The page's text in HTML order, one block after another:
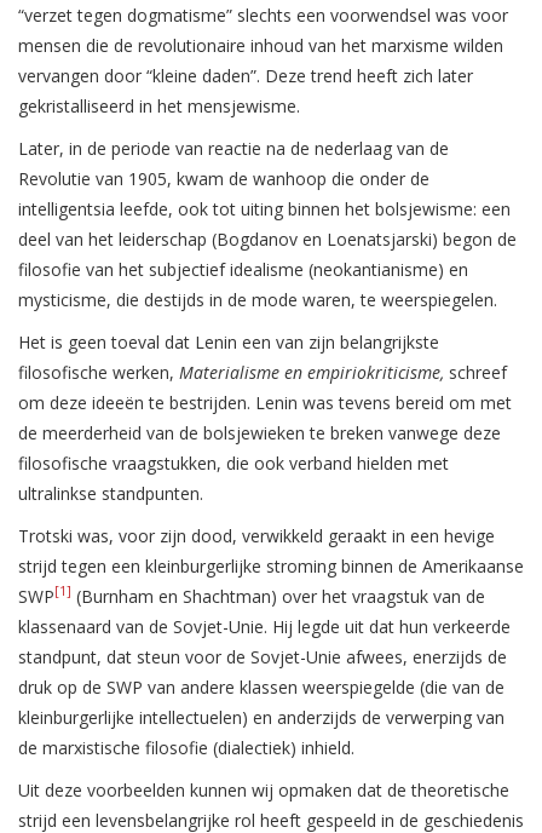
“verzet tegen dogmatisme” slechts een voorwendsel was voor
mensen die de revolutionaire inhoud van het marxisme wilden
vervangen door “kleine daden”. Deze trend heeft zich later
gekristalliseerd in het mensjewisme.
Later, in de periode van reactie na de nederlaag van de
Revolutie van 1905, kwam de wanhoop die onder de
intelligentsia leefde, ook tot uiting binnen het bolsjewisme: een
deel van het leiderschap (Bogdanov en Loenatsjarski) begon de
filosofie van het subjectief idealisme (neokantianisme) en
mysticisme, die destijds in de mode waren, te weerspiegelen.
Het is geen toeval dat Lenin een van zijn belangrijkste
filosofische werken, Materialisme en empiriokriticisme, schreef
om deze ideeën te bestrijden. Lenin was tevens bereid om met
de meerderheid van de bolsjewieken te breken vanwege deze
filosofische vraagstukken, die ook verband hielden met
ultralinkse standpunten.
Trotski was, voor zijn dood, verwikkeld geraakt in een hevige
strijd tegen een kleinburgerlijke stroming binnen de Amerikaanse
SWP[1] (Burnham en Shachtman) over het vraagstuk van de
klassenaard van de Sovjet-Unie. Hij legde uit dat hun verkeerde
standpunt, dat steun voor de Sovjet-Unie afwees, enerzijds de
druk op de SWP van andere klassen weerspiegelde (die van de
kleinburgerlijke intellectuelen) en anderzijds de verwerping van
de marxistische filosofie (dialectiek) inhield.
Uit deze voorbeelden kunnen wij opmaken dat de theoretische
strijd een levensbelangrijke rol heeft gespeeld in de geschiedenis